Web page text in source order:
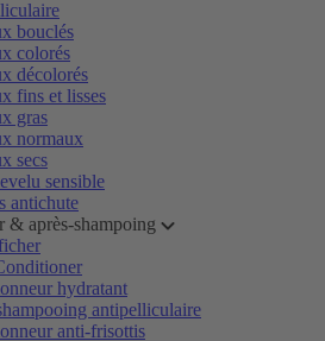
bouclés
colorés
décolorés
fins et lisses
gras
normaux
secs
sensible
antichute
& après-shampoing
hydratant
antipelliculaire
anti-frisottis